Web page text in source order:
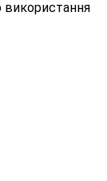
використання